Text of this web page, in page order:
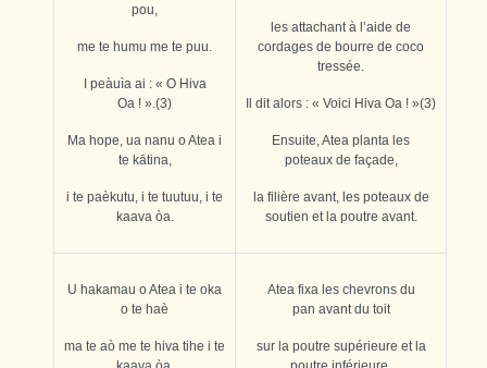
pou,
me te humu me te puu.
I peàuìa ai : « O Hiva
Oa ! ».(3)
Ma hope, ua nanu o Atea i
te kātina,
i te paèkutu, i te tuutuu, i te
kaava òa.
les attachant à l’aide de
cordages de bourre de coco
tressée.
Il dit alors : « Voici Hiva Oa ! »(3)
Ensuite, Atea planta les
poteaux de façade,
la filière avant, les poteaux de
soutien et la poutre avant.
U hakamau o Atea i te oka
o te haè
ma te aò me te hiva tihe i te
Atea fixa les chevrons du
pan avant du toit
sur la poutre supérieure et la